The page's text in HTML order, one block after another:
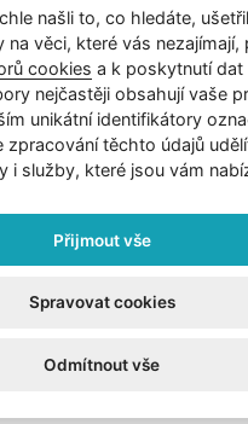
našli to, co hledáte,
věci, které vás
cookies a k poskytnutí
nejčastěji obsahují vaše
unikátní identifikátory
zpracování těchto údajů
i služby, které jsou vám
Přijmout vše
Spravovat cookies
Odmítnout vše